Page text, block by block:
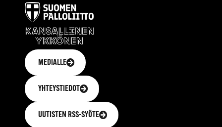
MEDIALLE
YHTEYSTIEDOT
UUTISTEN RSS-SYÖTE